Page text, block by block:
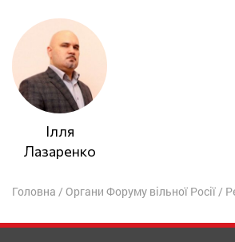
Ілля
Лазаренко
Головна / Органи Форуму вільної Росії/